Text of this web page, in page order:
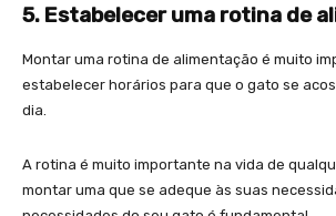
5. Estabelecer uma rotina de
Montar uma rotina de alimentação é muito
estabelecer horários para que o gato se
dia.
A rotina é muito importante na vida de
montar uma que se adeque às suas